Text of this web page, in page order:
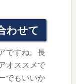
わせて
ですね。長
オススメで
でもいいか